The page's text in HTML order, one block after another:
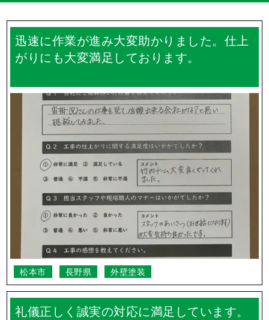
迅速に作業が進み大変助かりました。仕上
がりにも大変満足しております。
松本市 長野県 外壁塗装
礼儀正しく誠実の対応に満足しています。